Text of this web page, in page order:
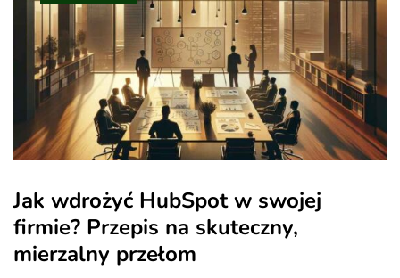
Jak wdrożyć HubSpot w swojej
firmie? Przepis na skuteczny,
mierzalny przełom